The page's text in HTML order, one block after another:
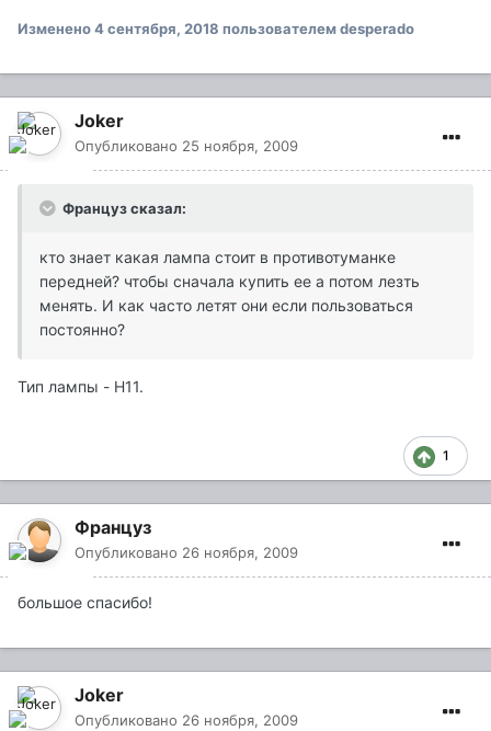
Изменено4 сентября, 2018 пользователем desperado
Joker
Опубликовано 25 ноября, 2009
Француз сказал:
кто знает какая лампа стоит в противотуманке
передней? чтобы сначала купить ее а потом лезть
менять. И как часто летят они если пользоваться
постоянно?
Тип лампы - H11.
1
Француз
Опубликовано 26 ноября, 2009
большое спасибо!
Joker
Опубликовано 26 ноября, 2009